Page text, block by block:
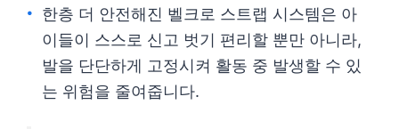
한층 더 안전해진 벨크로 스트랩 시스템은 아
이들이 스스로 신고 벗기 편리할 뿐만 아니라,
발을 단단하게 고정시켜 활동 중 발생할 수 있
는 위험을 줄여줍니다.